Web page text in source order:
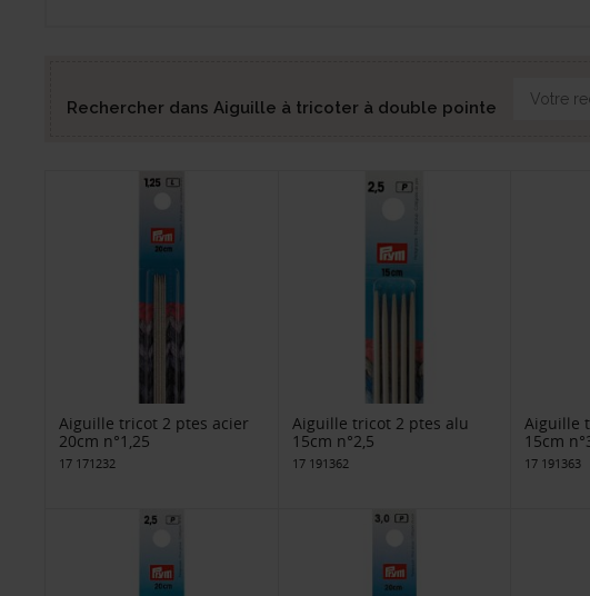
Rechercher dans Aiguille à tricoter à double pointe
Aiguille tricot 2 ptes acier
20cm n°1,25
17 171232
Aiguille tricot 2 ptes alu
15cm n°2,5
17 191362
Aiguille
15cm
17 191363